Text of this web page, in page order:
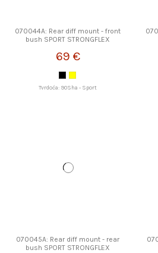
070044A: Rear diff mount - front
bush SPORT STRONGFLEX
69 €
Tvrdoća: 90Sha - Sport
070045A: Rear diff mount - rear
bush SPORT STRONGFLEX